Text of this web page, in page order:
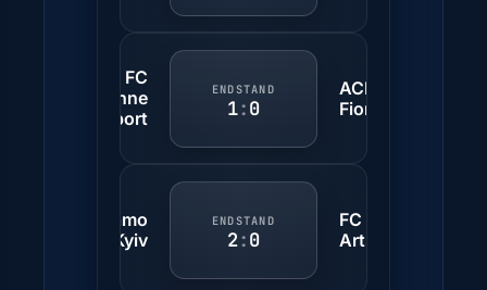
FC
Lausanne
Sport
ENDSTAND
1:0
ACF
Fiorentina
Dynamo
Kyiv
ENDSTAND
2:0
FC
Artsakh